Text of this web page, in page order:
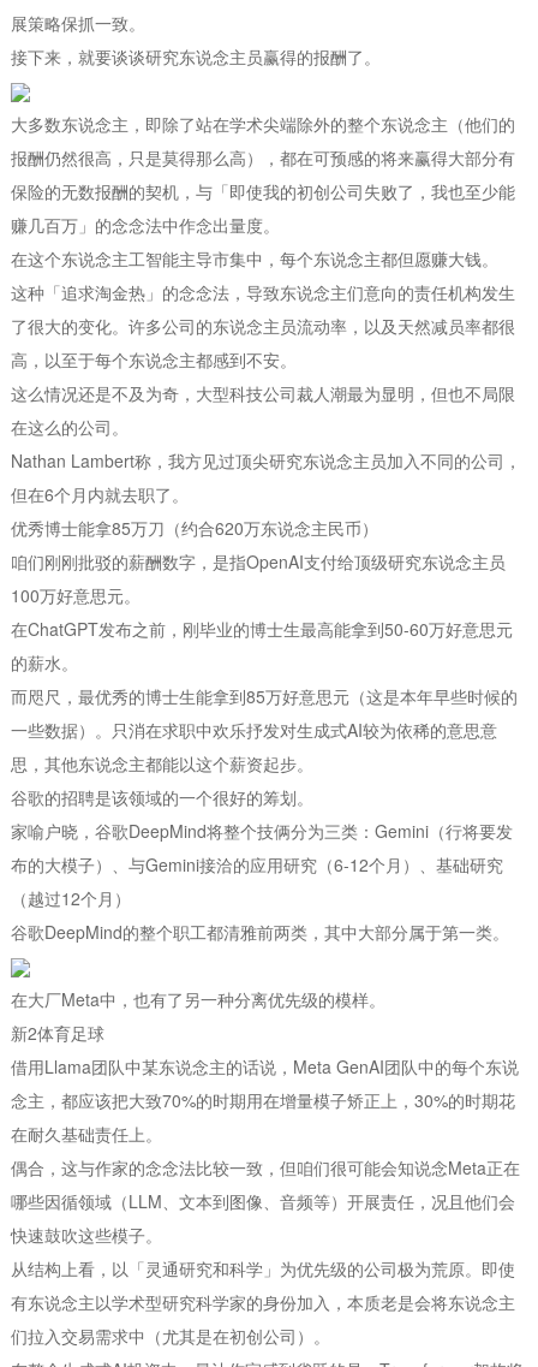
展策略保抓一致。
接下来，就要谈谈研究东说念主员赢得的报酬了。
大多数东说念主，即除了站在学术尖端除外的整个东说念主（他们的
报酬仍然很高，只是莫得那么高），都在可预感的将来赢得大部分有
保险的无数报酬的契机，与「即使我的初创公司失败了，我也至少能
赚几百万」的念念法中作念出量度。
在这个东说念主工智能主导市集中，每个东说念主都但愿赚大钱。
这种「追求淘金热」的念念法，导致东说念主们意向的责任机构发生
了很大的变化。许多公司的东说念主员流动率，以及天然减员率都很
高，以至于每个东说念主都感到不安。
这么情况还是不及为奇，大型科技公司裁人潮最为显明，但也不局限
在这么的公司。
Nathan Lambert称，我方见过顶尖研究东说念主员加入不同的公司，
但在6个月内就去职了。
优秀博士能拿85万刀（约合620万东说念主民币）
咱们刚刚批驳的薪酬数字，是指OpenAI支付给顶级研究东说念主员
100万好意思元。
在ChatGPT发布之前，刚毕业的博士生最高能拿到50-60万好意思元
的薪水。
而咫尺，最优秀的博士生能拿到85万好意思元（这是本年早些时候的
一些数据）。只消在求职中欢乐抒发对生成式AI较为依稀的意思意
思，其他东说念主都能以这个薪资起步。
谷歌的招聘是该领域的一个很好的筹划。
家喻户晓，谷歌DeepMind将整个技俩分为三类：Gemini（行将要发
布的大模子）、与Gemini接洽的应用研究（6-12个月）、基础研究
（越过12个月）
谷歌DeepMind的整个职工都清雅前两类，其中大部分属于第一类。
在大厂Meta中，也有了另一种分离优先级的模样。
新2体育足球
借用Llama团队中某东说念主的话说，Meta GenAI团队中的每个东说
念主，都应该把大致70%的时期用在增量模子矫正上，30%的时期花
在耐久基础责任上。
偶合，这与作家的念念法比较一致，但咱们很可能会知说念Meta正在
哪些因循领域（LLM、文本到图像、音频等）开展责任，况且他们会
快速鼓吹这些模子。
从结构上看，以「灵通研究和科学」为优先级的公司极为荒原。即使
有东说念主以学术型研究科学家的身份加入，本质老是会将东说念主
们拉入交易需求中（尤其是在初创公司）。